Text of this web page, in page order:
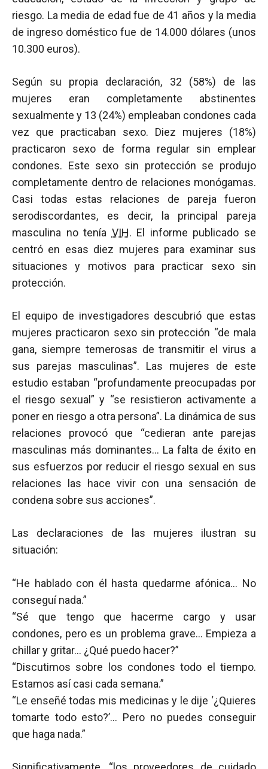
riesgo. La media de edad fue de 41 años y la media
de ingreso doméstico fue de 14.000 dólares (unos
10.300 euros).
Según su propia declaración, 32 (58%) de las
mujeres eran completamente abstinentes
sexualmente y 13 (24%) empleaban condones cada
vez que practicaban sexo. Diez mujeres (18%)
practicaron sexo de forma regular sin emplear
condones. Este sexo sin protección se produjo
completamente dentro de relaciones monógamas.
Casi todas estas relaciones de pareja fueron
serodiscordantes, es decir, la principal pareja
masculina no tenía VIH. El informe publicado se
centró en esas diez mujeres para examinar sus
situaciones y motivos para practicar sexo sin
protección.
El equipo de investigadores descubrió que estas
mujeres practicaron sexo sin protección “de mala
gana, siempre temerosas de transmitir el virus a
sus parejas masculinas”. Las mujeres de este
estudio estaban “profundamente preocupadas por
el riesgo sexual” y “se resistieron activamente a
poner en riesgo a otra persona”. La dinámica de sus
relaciones provocó que “cedieran ante parejas
masculinas más dominantes… La falta de éxito en
sus esfuerzos por reducir el riesgo sexual en sus
relaciones las hace vivir con una sensación de
condena sobre sus acciones”.
Las declaraciones de las mujeres ilustran su
situación:
“He hablado con él hasta quedarme afónica… No
conseguí nada.”
“Sé que tengo que hacerme cargo y usar
condones, pero es un problema grave… Empieza a
chillar y gritar… ¿Qué puedo hacer?”
“Discutimos sobre los condones todo el tiempo.
Estamos así casi cada semana.”
“Le enseñé todas mis medicinas y le dije ‘¿Quieres
tomarte todo esto?’… Pero no puedes conseguir
que haga nada.”